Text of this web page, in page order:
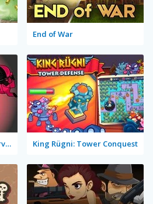
End of War
Impostor Warline: 456 Survivors King Rügni: Tower Conquest